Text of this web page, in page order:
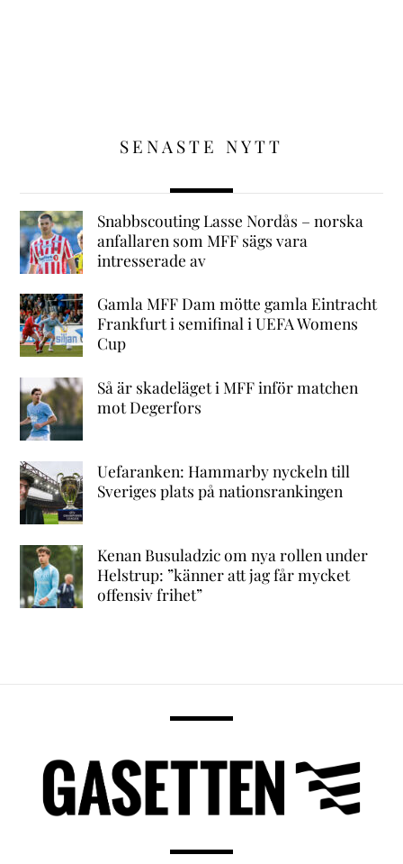
SENASTE NYTT
Snabbscouting Lasse Nordås – norska
anfallaren som MFF sägs vara
intresserade av
Gamla MFF Dam mötte gamla Eintracht
Frankfurt i semifinal i UEFA Womens
Cup
Så är skadeläget i MFF inför matchen
mot Degerfors
Uefaranken: Hammarby nyckeln till
Sveriges plats på nationsrankingen
Kenan Busuladzic om nya rollen under
Helstrup: ”känner att jag får mycket
offensiv frihet”